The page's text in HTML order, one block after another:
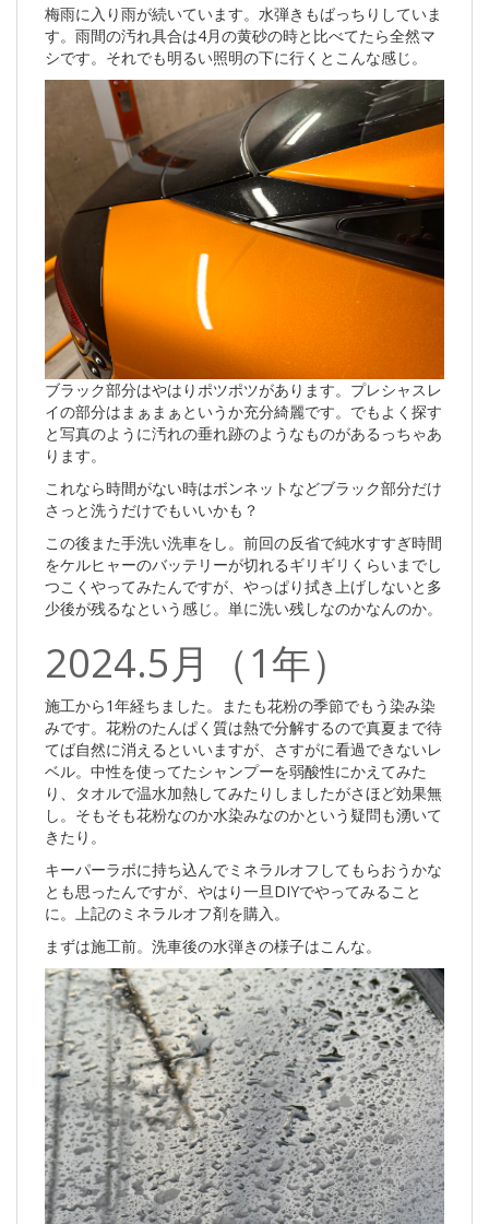
梅雨に入り雨が続いています。水弾きもばっちりしていま
す。雨間の汚れ具合は4月の黄砂の時と比べてたら全然マ
シです。それでも明るい照明の下に行くとこんな感じ。
ブラック部分はやはりポツポツがあります。プレシャスレ
イの部分はまぁまぁというか充分綺麗です。でもよく探す
と写真のように汚れの垂れ跡のようなものがあるっちゃあ
ります。
これなら時間がない時はボンネットなどブラック部分だけ
さっと洗うだけでもいいかも？
この後また手洗い洗車をし。前回の反省で純水すすぎ時間
をケルヒャーのバッテリーが切れるギリギリくらいまでし
つこくやってみたんですが、やっぱり拭き上げしないと多
少後が残るなという感じ。単に洗い残しなのかなんのか。
2024.5月（1年）
施工から1年経ちました。またも花粉の季節でもう染み染
みです。花粉のたんぱく質は熱で分解するので真夏まで待
てば自然に消えるといいますが、さすがに看過できないレ
ベル。中性を使ってたシャンプーを弱酸性にかえてみた
り、タオルで温水加熱してみたりしましたがさほど効果無
し。そもそも花粉なのか水染みなのかという疑問も湧いて
きたり。
キーパーラボに持ち込んでミネラルオフしてもらおうかな
とも思ったんですが、やはり一旦DIYでやってみること
に。上記のミネラルオフ剤を購入。
まずは施工前。洗車後の水弾きの様子はこんな。